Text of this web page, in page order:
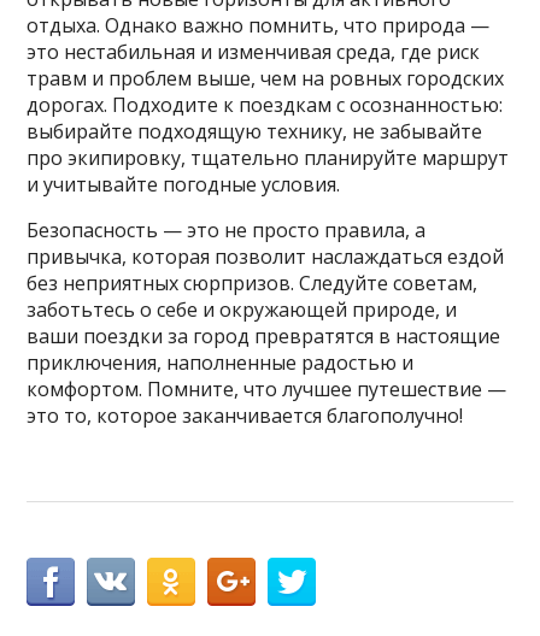
отдыха. Однако важно помнить, что природа —
это нестабильная и изменчивая среда, где риск
травм и проблем выше, чем на ровных городских
дорогах. Подходите к поездкам с осознанностью:
выбирайте подходящую технику, не забывайте
про экипировку, тщательно планируйте маршрут
и учитывайте погодные условия.
Безопасность — это не просто правила, а
привычка, которая позволит наслаждаться ездой
без неприятных сюрпризов. Следуйте советам,
заботьтесь о себе и окружающей природе, и
ваши поездки за город превратятся в настоящие
приключения, наполненные радостью и
комфортом. Помните, что лучшее путешествие —
это то, которое заканчивается благополучно!